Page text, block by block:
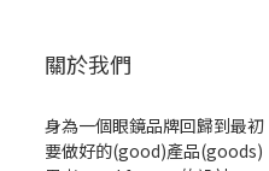
關於我們
身為一個眼鏡品牌回歸到最初
要做好的(good)產品(goods)